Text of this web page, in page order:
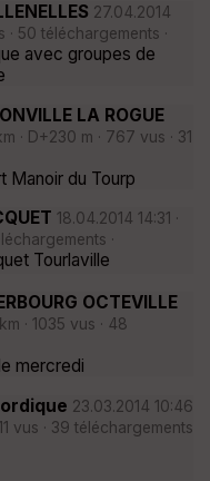
27.04.2014
· 50 téléchargements ·
avec groupes de
LA ROGUE
· D+230 m · 767 vus · 31
Manoir du Tourp
18.04.2014 14:31 ·
·
Tourlaville
OCTEVILLE
· 1035 vus · 48
mercredi
23.03.2014 10:46
vus · 39 téléchargements